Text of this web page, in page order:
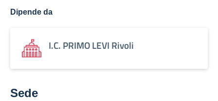
Dipende da
I.C. PRIMO LEVI Rivoli
Sede